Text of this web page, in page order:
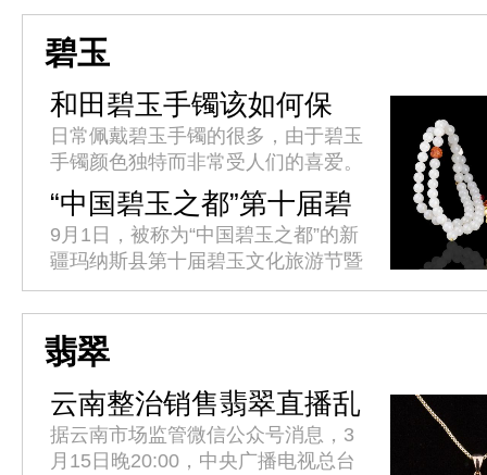
十分明显。而这种“过山车”式起伏变
化在经济领域同样适用，而这种增...
碧玉
和田碧玉手镯该如何保
养?
日常佩戴碧玉手镯的很多，由于碧玉
手镯颜色独特而非常受人们的喜爱。
它精光内敛，一般呈菠菜绿，光下不
透。拿在手中盘摸一会，会感到有油
的质感。该如何保养碧玉手镯呢?
“中国碧玉之都”第十届碧
玉文化旅游节开幕
9月1日，被称为“中国碧玉之都”的新
疆玛纳斯县第十届碧玉文化旅游节暨
首届乡村文化旅游季开幕。据介绍，
本届碧玉文化旅游节由中国工艺美术
协会主办，新疆工艺美术协会协...
翡翠
云南整治销售翡翠直播乱
象
据云南市场监管微信公众号消息，3
月15日晚20:00，中央广播电视总台